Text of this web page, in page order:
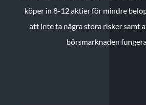
köper in 8-12 aktier för mindre
att inte ta några stora risker samt
börsmarknaden